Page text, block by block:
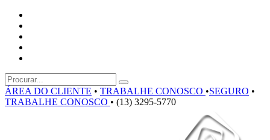
ÁREA DO CLIENTE • TRABALHE CONOSCO •SEGURO •
TRABALHE CONOSCO • (13) 3295-5770